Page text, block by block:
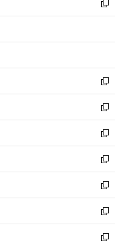
く
で
開
ド
ウ
開
ィ
ン
ウ
開
く
い
ウ
ン
ウ
で
開
く
新
し
ウ
ン
ド
ウ
で
開
く
新
し
い
ウ
ィ
ン
ド
ウ
で
開
く
新
し
い
ウ
ィ
ン
ド
ウ
で
開
く
新
し
い
ウ
ィ
ン
ド
ウ
で
新
し
い
ウ
ィ
ン
ド
新
し
い
ウ
ィ
新
し
い
新